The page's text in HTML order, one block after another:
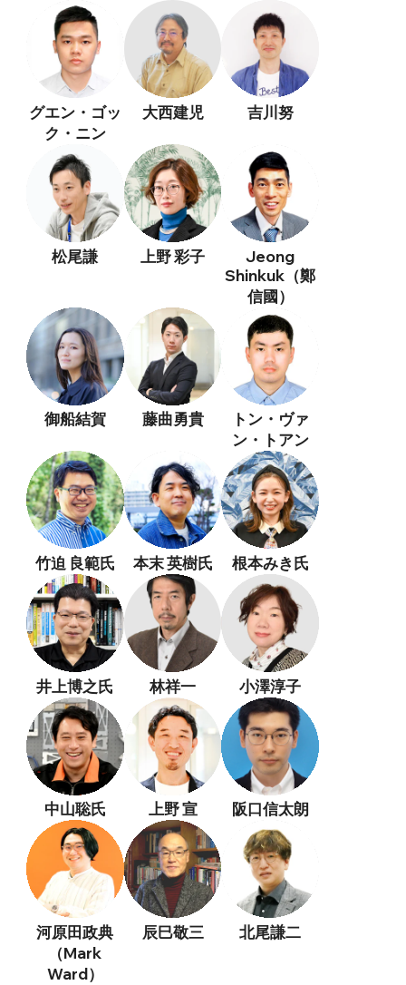
グエン・ゴッ
ク・ニン
大西建児 吉川努
松尾謙 上野 彩子
Jeong
Shinkuk（鄭
信國）
御船結賀 藤曲勇貴
トン・ヴァ
ン・トアン
竹迫 良範氏 本末 英樹氏 根本みき氏
井上博之氏 林祥一 小澤淳子
中山聡氏 上野 宣 阪口信太朗
河原田政典
（Mark
Ward）
辰巳敬三 北尾謙二